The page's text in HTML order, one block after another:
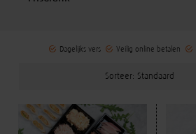
Dagelijks vers Veilig online betalen
Sorteer: